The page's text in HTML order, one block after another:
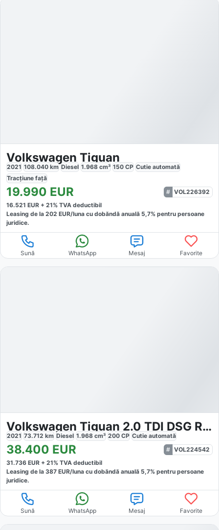
Volkswagen Tiguan
2021 108.040 km Diesel 1.968 cm³ 150 CP Cutie automată
Tracțiune față
19.990 EUR
VOL226392
16.521 EUR + 21% TVA deductibil
Leasing de la 202 EUR/luna cu dobăndă anuală 5,7% pentru persoane
juridice.
Sună WhatsApp Mesaj Favorite
Volkswagen Tiguan 2.0 TDI DSG R-Line 4M
2021 73.712 km Diesel 1.968 cm³ 200 CP Cutie automată
38.400 EUR
VOL224542
31.736 EUR + 21% TVA deductibil
Leasing de la 387 EUR/luna cu dobăndă anuală 5,7% pentru persoane
juridice.
Sună WhatsApp Mesaj Favorite